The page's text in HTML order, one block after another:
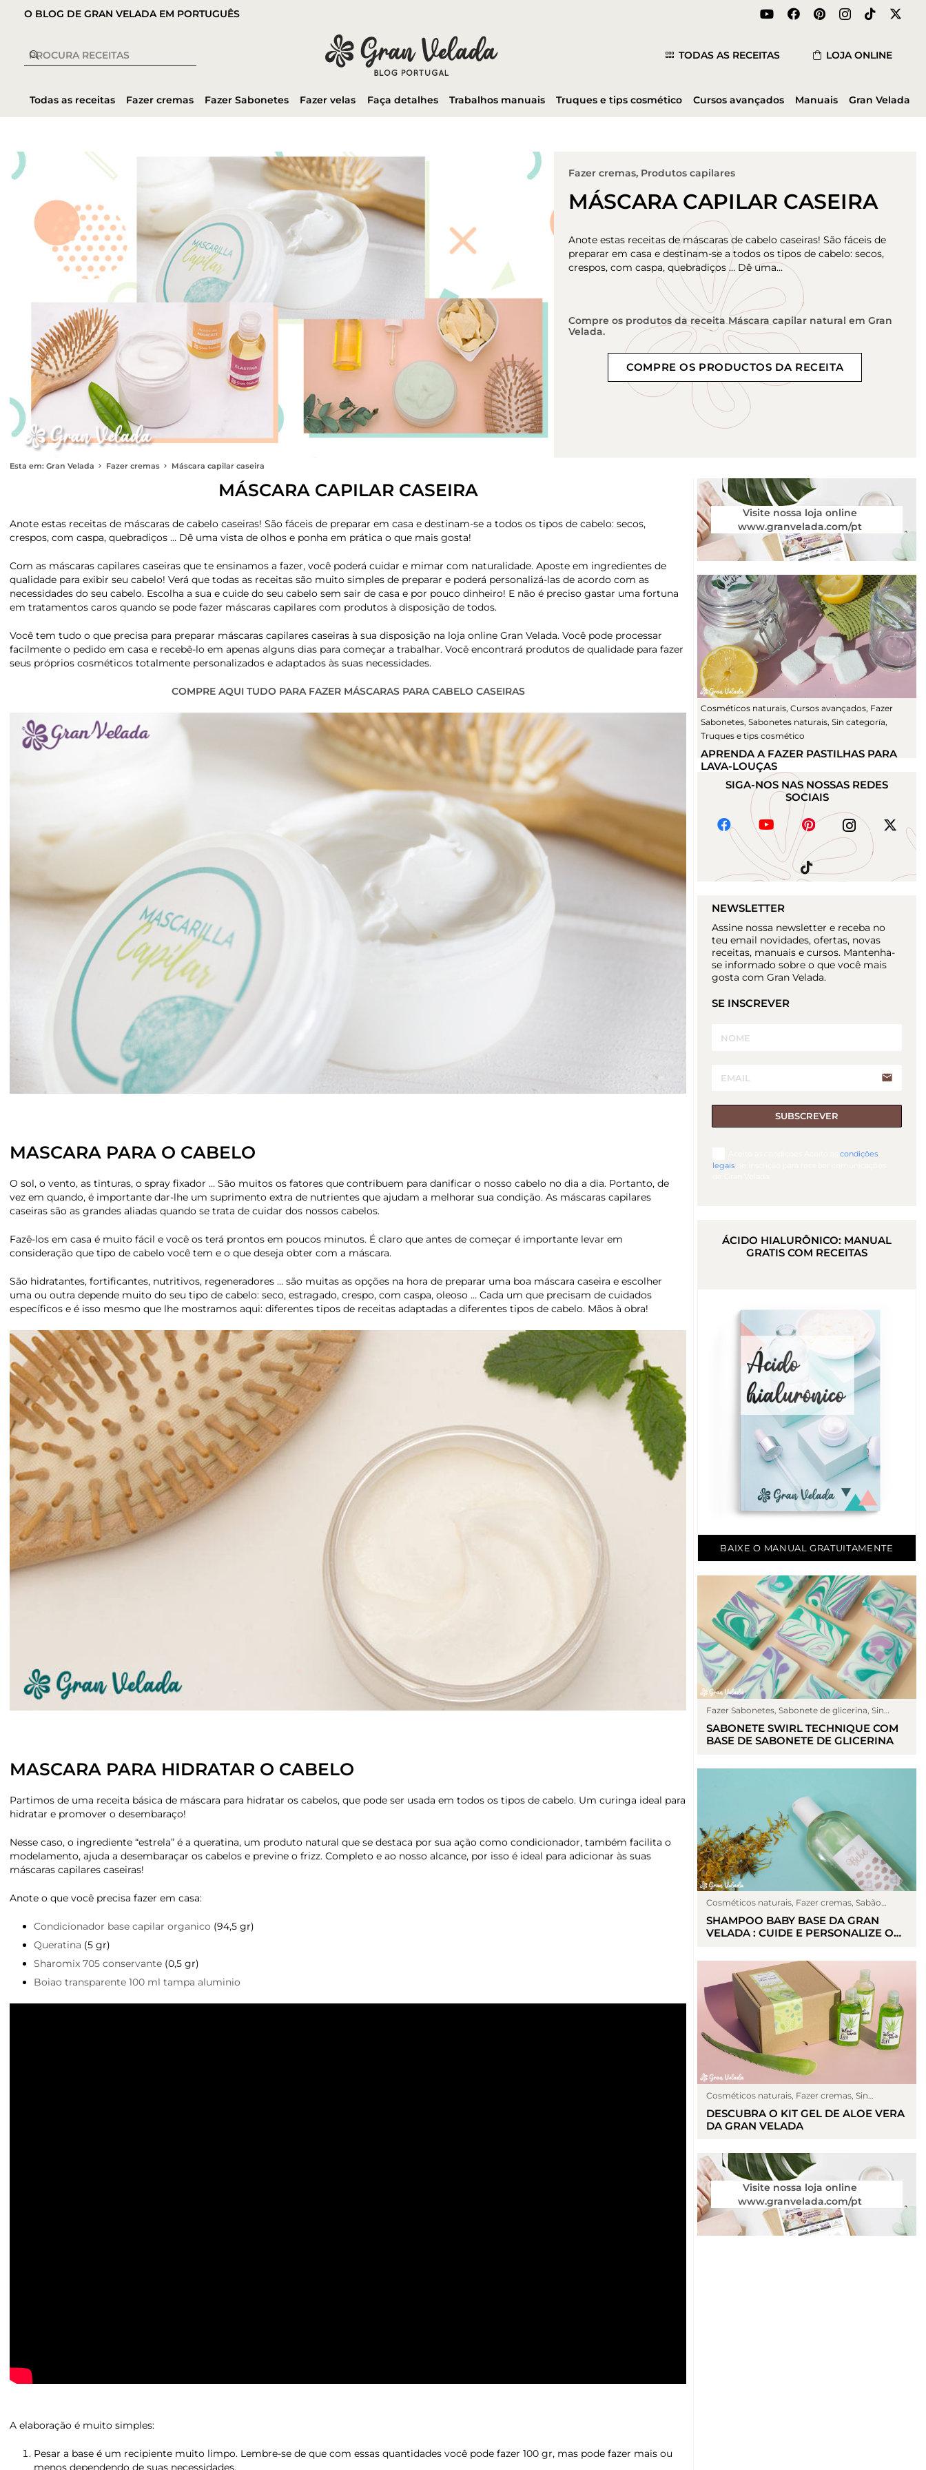
O BLOG DE GRAN VELADA EM PORTUGUÊS
TODAS AS RECEITAS LOJA ONLINE
Todas as receitas Fazer cremas Fazer Sabonetes Fazer velas Faça detalhes Trabalhos manuais Truques e tips cosmético Cursos avançados Manuais Gran Velada
Fazer cremas, Produtos capilares
MÁSCARA CAPILAR CASEIRA
Anote estas receitas de máscaras de cabelo caseiras! São fáceis de
preparar em casa e destinam-se a todos os tipos de cabelo: secos,
crespos, com caspa, quebradiços … Dê uma…
Compre os produtos da receita Máscara capilar natural em Gran
Velada.
COMPRE OS PRODUCTOS DA RECEITA
Esta em: Gran Velada Fazer cremas Máscara capilar caseira
MÁSCARA CAPILAR CASEIRA
Anote estas receitas de máscaras de cabelo caseiras! São fáceis de preparar em casa e destinam-se a todos os tipos de cabelo: secos,
crespos, com caspa, quebradiços … Dê uma vista de olhos e ponha em prática o que mais gosta!
Com as máscaras capilares caseiras que te ensinamos a fazer, você poderá cuidar e mimar com naturalidade. Aposte em ingredientes de
qualidade para exibir seu cabelo! Verá que todas as receitas são muito simples de preparar e poderá personalizá-las de acordo com as
necessidades do seu cabelo. Escolha a sua e cuide do seu cabelo sem sair de casa e por pouco dinheiro! E não é preciso gastar uma fortuna
em tratamentos caros quando se pode fazer máscaras capilares com produtos à disposição de todos.
Você tem tudo o que precisa para preparar máscaras capilares caseiras à sua disposição na loja online Gran Velada. Você pode processar
facilmente o pedido em casa e recebê-lo em apenas alguns dias para começar a trabalhar. Você encontrará produtos de qualidade para fazer
seus próprios cosméticos totalmente personalizados e adaptados às suas necessidades.
COMPRE AQUI TUDO PARA FAZER MÁSCARAS PARA CABELO CASEIRAS
MASCARA PARA O CABELO
O sol, o vento, as tinturas, o spray fixador … São muitos os fatores que contribuem para danificar o nosso cabelo no dia a dia. Portanto, de
vez em quando, é importante dar-lhe um suprimento extra de nutrientes que ajudam a melhorar sua condição. As máscaras capilares
caseiras são as grandes aliadas quando se trata de cuidar dos nossos cabelos.
Fazê-los em casa é muito fácil e você os terá prontos em poucos minutos. É claro que antes de começar é importante levar em
consideração que tipo de cabelo você tem e o que deseja obter com a máscara.
São hidratantes, fortificantes, nutritivos, regeneradores … são muitas as opções na hora de preparar uma boa máscara caseira e escolher
uma ou outra depende muito do seu tipo de cabelo: seco, estragado, crespo, com caspa, oleoso … Cada um que precisam de cuidados
específicos e é isso mesmo que lhe mostramos aqui: diferentes tipos de receitas adaptadas a diferentes tipos de cabelo. Mãos à obra!
MASCARA PARA HIDRATAR O CABELO
Partimos de uma receita básica de máscara para hidratar os cabelos, que pode ser usada em todos os tipos de cabelo. Um curinga ideal para
hidratar e promover o desembaraço!
Nesse caso, o ingrediente “estrela” é a queratina, um produto natural que se destaca por sua ação como condicionador, também facilita o
modelamento, ajuda a desembaraçar os cabelos e previne o frizz. Completo e ao nosso alcance, por isso é ideal para adicionar às suas
máscaras capilares caseiras!
Anote o que você precisa fazer em casa:
Condicionador base capilar organico (94,5 gr)
Queratina (5 gr)
Sharomix 705 conservante (0,5 gr)
Boiao transparente 100 ml tampa aluminio
A elaboração é muito simples:
Pesar a base é um recipiente muito limpo. Lembre-se de que com essas quantidades você pode fazer 100 gr, mas pode fazer mais ou
menos dependendo de suas necessidades.
Visite nossa loja online
www.granvelada.com/pt
Cosméticos naturais, Cursos avançados, Fazer
Sabonetes, Sabonetes naturais, Sin categoría,
Truques e tips cosmético
APRENDA A FAZER PASTILHAS PARA
LAVA-LOUÇAS
SIGA-NOS NAS NOSSAS REDES
SOCIAIS
NEWSLETTER
Assine nossa newsletter e receba no
teu email novidades, ofertas, novas
receitas, manuais e cursos. Mantenha-
se informado sobre o que você mais
gosta com Gran Velada.
SE INSCREVER
email
SUBSCREVER
condições
legais
ÁCIDO HIALURÔNICO: MANUAL
GRATIS COM RECEITAS
BAIXE O MANUAL GRATUITAMENTE
Fazer Sabonetes ,Sabonete de glicerina ,Sin
categoría
SABONETE SWIRL TECHNIQUE COM
BASE DE SABONETE DE GLICERINA
Cosméticos naturais, Fazer cremas,Sabão
líquido
SHAMPOO BABY BASE DA GRAN
VELADA : CUIDE E PERSONALIZE OS
CRIANÇAS
Cosméticos naturais Fazer cremas ,Sin
categoría
DESCUBRA O KIT GEL DE ALOE VERA
DA GRAN VELADA
Visite nossa loja online
www.granvelada.com/pt